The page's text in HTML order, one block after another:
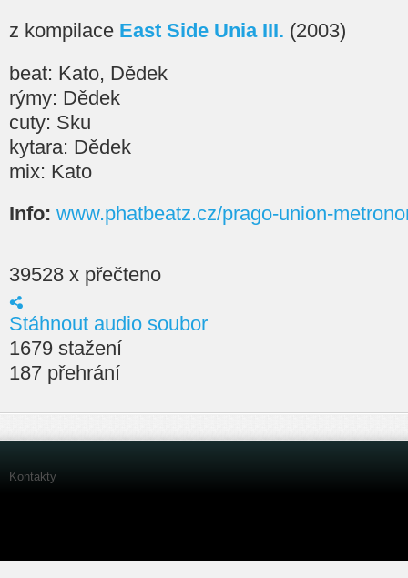
z kompilace East Side Unia III. (2003)
beat: Kato, Dědek
rýmy: Dědek
cuty: Sku
kytara: Dědek
mix: Kato
Info: www.phatbeatz.cz/prago-union-
39528 x přečteno
Stáhnout audio soubor
1679 stažení
187 přehrání
Kontakty